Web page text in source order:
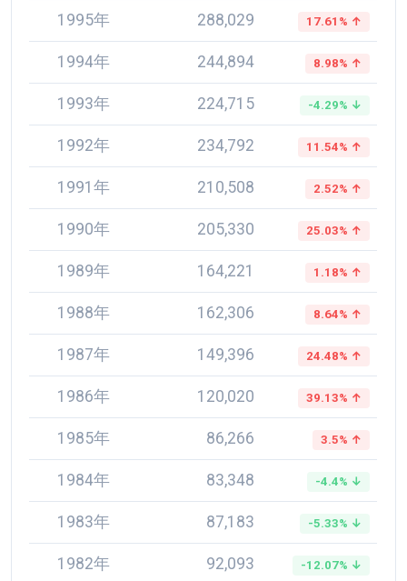
1995年 288,029 17.61% ↑
1994年 244,894 8.98% ↑
1993年 224,715 -4.29% ↓
1992年 234,792 11.54% ↑
1991年 210,508 2.52% ↑
1990年 205,330 25.03% ↑
1989年 164,221 1.18% ↑
1988年 162,306 8.64% ↑
1987年 149,396 24.48% ↑
1986年 120,020 39.13% ↑
1985年 86,266 3.5% ↑
1984年 83,348 -4.4% ↓
1983年 87,183 -5.33% ↓
1982年 92,093 -12.07% ↓